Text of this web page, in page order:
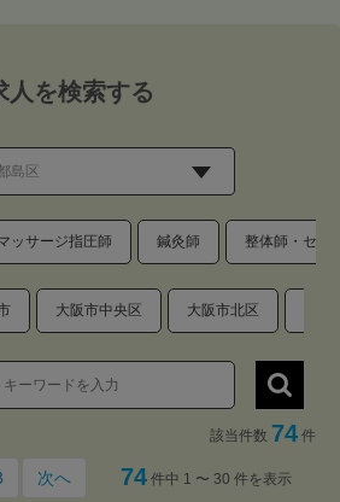
人を検索する
ッサージ指圧師 鍼灸師 整体師・セラ
大阪市中央区 大阪市北区
該当件数 74 件
次へ 74 件中 1 〜 30 件を表示